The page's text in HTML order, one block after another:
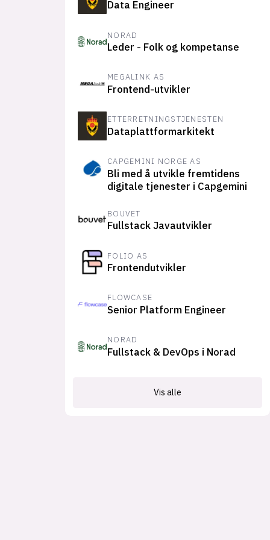
Data Engineer
NORAD
Leder - Folk og kompetanse
MEGALINK AS
Frontend-utvikler
ETTERRETNINGSTJENESTEN
Dataplattformarkitekt
CAPGEMINI NORGE AS
Bli med å utvikle fremtidens
digitale tjenester i Capgemini
BOUVET
Fullstack Javautvikler
FOLIO AS
Frontendutvikler
FLOWCASE
Senior Platform Engineer
NORAD
Fullstack & DevOps i Norad
Vis alle